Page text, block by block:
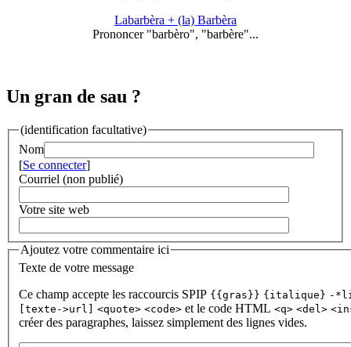
Labarbèra + (la) Barbèra
Prononcer "barbèro", "barbère"...
Un gran de sau ?
(identification facultative)
Nom
[Se connecter]
Courriel (non publié)
Votre site web
Ajoutez votre commentaire ici
Texte de votre message
Ce champ accepte les raccourcis SPIP {{gras}} {italique} -
[texte->url]
<quote> <code> et le code HTML <q> <del>
créer des paragraphes, laissez simplement des lignes vides.